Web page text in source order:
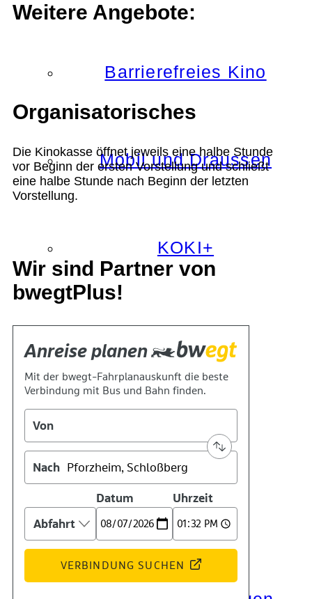
Barrierefreies Kino
Mobil und Draussen
KOKI+
Das Team
Weitere Angebote:
Organisatorisches
Die Kinokasse öffnet jeweils eine halbe Stunde
vor Beginn der ersten Vorstellung und schließt
eine halbe Stunde nach Beginn der letzten
Vorstellung.
Wir sind Partner von
bwegtPlus!